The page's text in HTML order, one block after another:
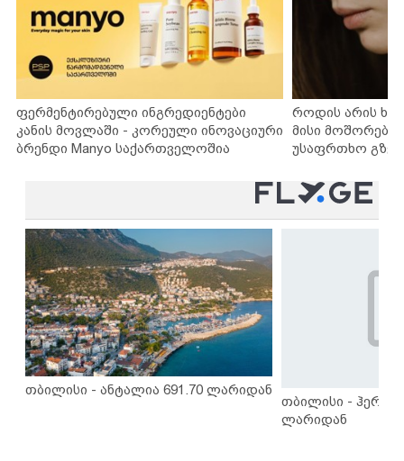
ფერმენტირებული ინგრედიენტები
კანის მოვლაში - კორეული ინოვაციური
ბრენდი Manyo საქართველოშია
როდის არის
მისი
უსაფრთხო
თბილისი - ანტალია 691.70 ლარიდან
თბილისი -
ლარიდან